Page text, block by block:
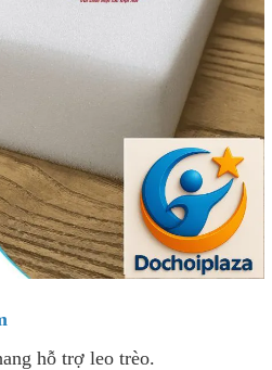
hỗ trợ leo trèo.